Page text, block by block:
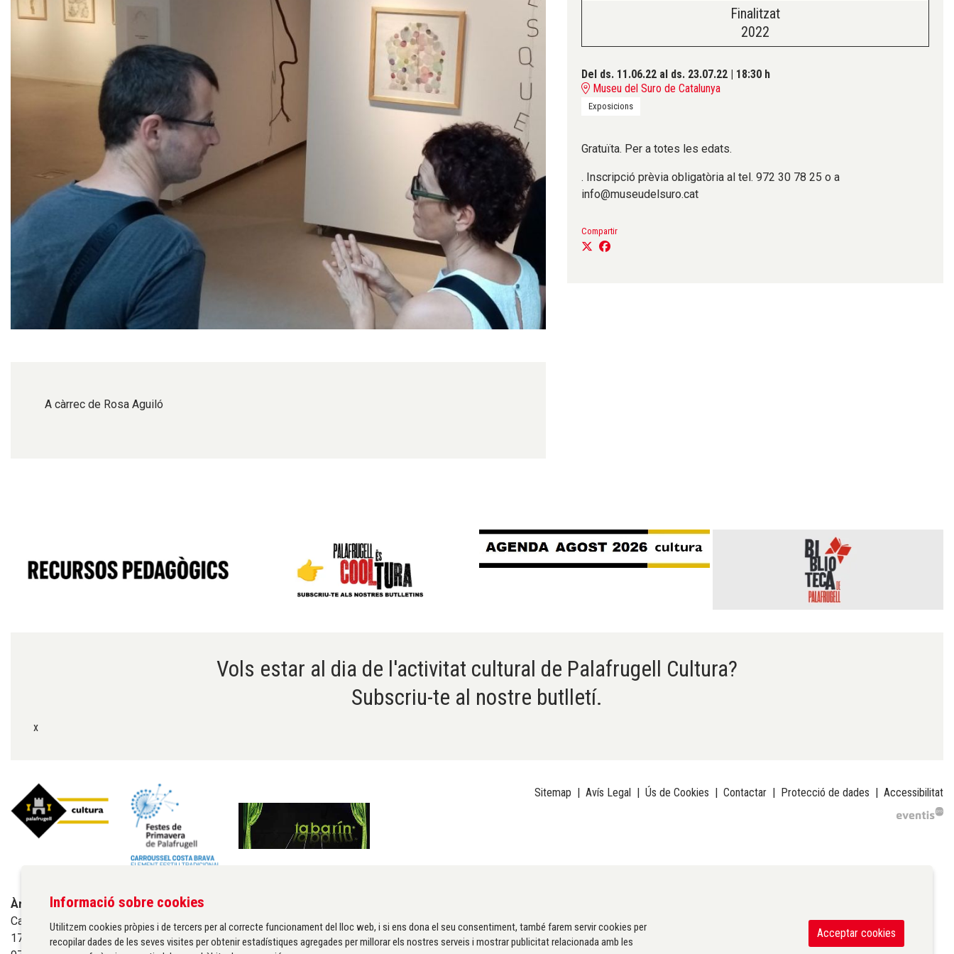
Finalitzat
2022
Del ds. 11.06.22 al ds. 23.07.22 | 18:30 h
Museu del Suro de Catalunya
Exposicions
Gratuïta. Per a totes les edats.
. Inscripció prèvia obligatòria al tel. 972 30 78 25 o a
info@museudelsuro.cat
Compartir
A càrrec de Rosa Aguiló
Vols estar al dia de l'activitat cultural de Palafrugell Cultura?
Subscriu-te al nostre butlletí.
x
Àrea de cultura de l'Ajuntament de Palafrugell
Carrer Santa Margarida, 1
17200 Palafrugell
Sitemap | Avís Legal | Ús de Cookies | Contactar | Protecció de dades | Accessibilitat
Informació sobre cookies
Utilitzem cookies pròpies i de tercers per al correcte funcionament del lloc web, i si ens dona el seu consentiment, també farem servir cookies per
recopilar dades de les seves visites per obtenir estadístiques agregades per millorar els nostres serveis i mostrar publicitat relacionada amb les
Acceptar cookies